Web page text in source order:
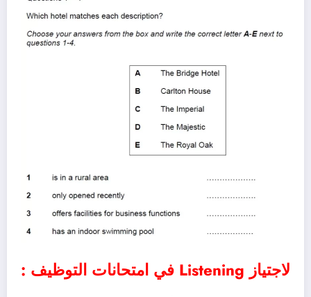
لاجتياز Listening في امتحانات التوظيف :